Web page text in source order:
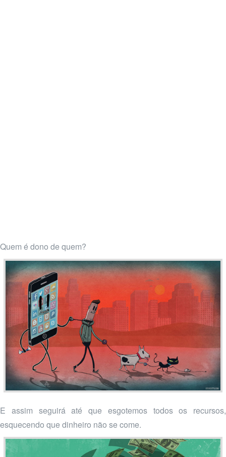
Quem é dono de quem?
E assim seguirá até que esgotemos todos os recursos,
esquecendo que dinheiro não se come.